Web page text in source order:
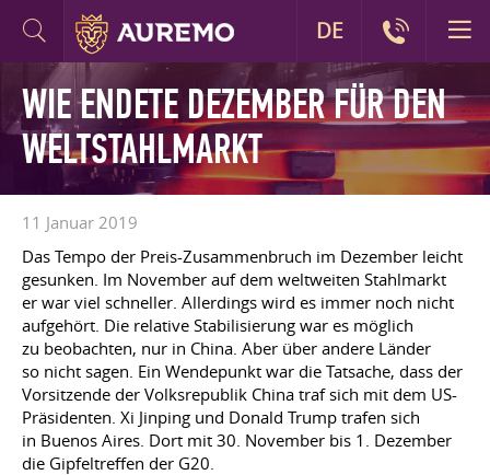
WIE ENDETE DEZEMBER FÜR DEN
WELTSTAHLMARKT
11 Januar 2019
Das Tempo der Preis-Zusammenbruch im Dezember leicht
gesunken. Im November auf dem weltweiten Stahlmarkt
er war viel schneller. Allerdings wird es immer noch nicht
aufgehört. Die relative Stabilisierung war es möglich
zu beobachten, nur in China. Aber über andere Länder
so nicht sagen. Ein Wendepunkt war die Tatsache, dass der
Vorsitzende der Volksrepublik China traf sich mit dem US-
Präsidenten. Xi Jinping und Donald Trump trafen sich
in Buenos Aires. Dort mit 30. November bis 1. Dezember
die Gipfeltreffen der G20.
DE